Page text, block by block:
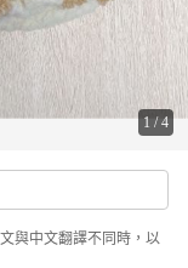
1 /4
與中文翻譯不同時，以